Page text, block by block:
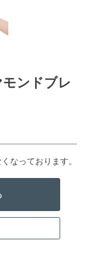
ンドブレ
なっております。